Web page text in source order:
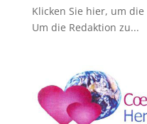
Klicken Sie hier, um die
Um die Redaktion zu...